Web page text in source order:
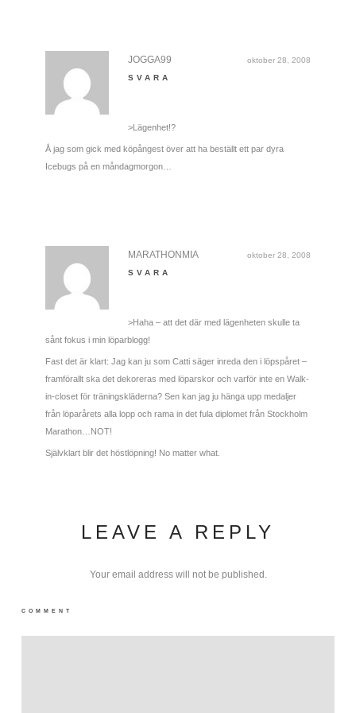
oktober 28, 2008
JOGGA99
SVARA
>Lägenhet!?
Å jag som gick med köpångest över att ha beställt ett par dyra
Icebugs på en måndagmorgon…
oktober 28, 2008
MARATHONMIA
SVARA
>Haha – att det där med lägenheten skulle ta
sånt fokus i min löparblogg!
Fast det är klart: Jag kan ju som Catti säger inreda den i löpspåret –
framförallt ska det dekoreras med löparskor och varför inte en Walk-
in-closet för träningskläderna? Sen kan jag ju hänga upp medaljer
från löparårets alla lopp och rama in det fula diplomet från Stockholm
Marathon…NOT!
Självklart blir det höstlöpning! No matter what.
LEAVE A REPLY
Your email address will not be published.
COMMENT